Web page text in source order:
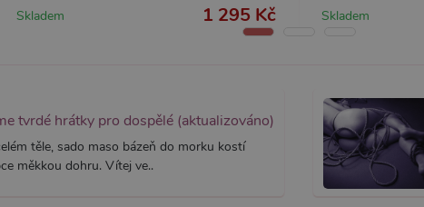
Skladem 1 295 Kč Skladem
tvrdé hrátky pro dospělé (aktualizováno)
těle, sado maso bázeň do morku kostí
měkkou dohru. Vítej ve..
stránku na webu a slouží k výpočtu údajů o návštěvnících,